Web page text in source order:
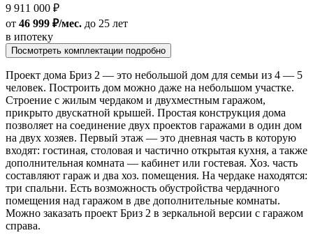
9 911 000 ₽
от 46 999 ₽/мес. до 25 лет
в ипотеку
Посмотреть комплектации подробно
Проект дома Бриз 2 — это небольшой дом для семьи из 4 — 5
человек. Построить дом можно даже на небольшом участке.
Строение с жилым чердаком и двухместным гаражом,
прикрыто двускатной крышей. Простая конструкция дома
позволяет на соединение двух проектов гаражами в один дом
на двух хозяев. Первый этаж — это дневная часть в которую
входят: гостиная, столовая и частично открытая кухня, а также
дополнительная комната — кабинет или гостевая. Хоз. часть
составляют гараж и два хоз. помещения. На чердаке находятся:
три спальни. Есть возможность обустройства чердачного
помещения над гаражом в две дополнительные комнаты.
Можно заказать проект Бриз 2 в зеркальной версии с гаражом
справа.